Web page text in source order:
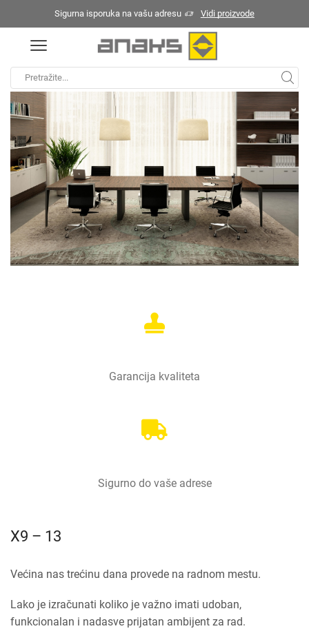
Sigurna isporuka na vašu adresu Vidi proizvode
input
Početna / Kancelarijski nameštaj / X9
Garancija kvaliteta
Sigurno do vaše adrese
X9 – 13
Većina nas trećinu dana provede na radnom mestu.
Lako je izračunati koliko je važno imati udoban,
funkcionalan i nadasve prijatan ambijent za rad.